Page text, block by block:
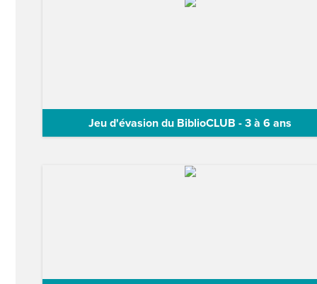
Jeu d'évasion du BiblioCLUB - 3 à 6 ans